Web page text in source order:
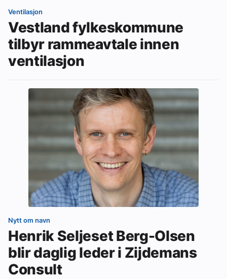
Ventilasjon
Vestland fylkeskommune
tilbyr rammeavtale innen
ventilasjon
Nytt om navn
Henrik Seljeset Berg-Olsen
blir daglig leder i Zijdemans
Consult